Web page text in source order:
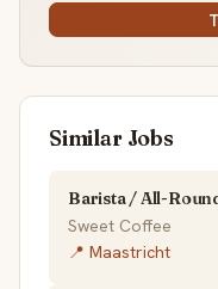
Similar Jobs
Barista / All-
Sweet Coffee
📍 Maastricht